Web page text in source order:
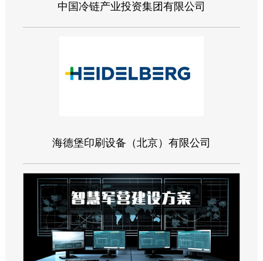
中国冷链产业投资集团有限公司
海德堡印刷设备（北京）有限公司